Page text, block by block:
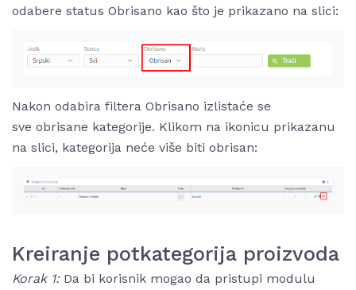
odabere status Obrisano kao što je prikazano na slici:
Nakon odabira filtera Obrisano izlistaće se
sve obrisane kategorije. Klikom na ikonicu prikazanu
na slici, kategorija neće više biti obrisan:
Kreiranje potkategorija proizvoda
Korak 1:Da bi korisnik mogao da pristupi modulu